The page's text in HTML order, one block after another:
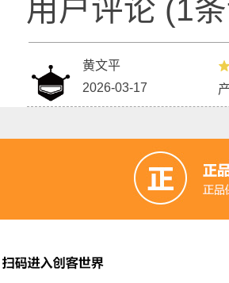
用户评论 (1
黄文平
2026-03-17